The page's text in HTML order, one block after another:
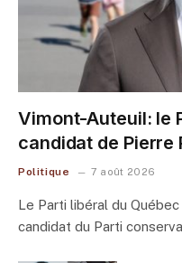
Vimont-Auteuil: le
candidat de Pierre
Politique 7 août 2026
Le Parti libéral du
candidat du Parti